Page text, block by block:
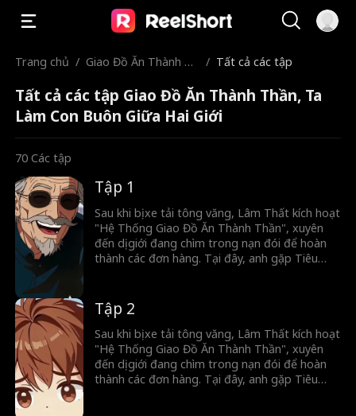
Trang chủ / Giao Đồ Ăn Thành Th
Giữa Hai Giới
/ Tất cả các tập
Tất cả các tập Giao Đồ Ăn Thành Thần, Ta
Làm Con Buôn Giữa Hai Giới
70 Các tập
Tập 1
Sau khi bị xe tải tông văng, Lâm Thất kích hoạt
"Hệ Thống Giao Đồ Ăn Thành Thần", xuyên
đến dị giới đang chìm trong nạn đói để hoàn
thành các đơn hàng. Tại đây, anh gặp Tiêu
bắt đầu hành trình qua lại hai giới.
Tập 2
Sau khi bị xe tải tông văng, Lâm Thất kích hoạt
"Hệ Thống Giao Đồ Ăn Thành Thần", xuyên
đến dị giới đang chìm trong nạn đói để hoàn
thành các đơn hàng. Tại đây, anh gặp Tiêu